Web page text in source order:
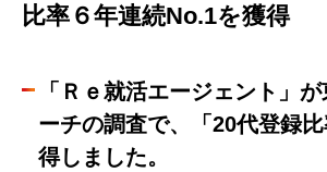
比率６年連続No.1を獲得
「Ｒｅ就活エージェント」
ーチの調査で、「20代登録
得しました。